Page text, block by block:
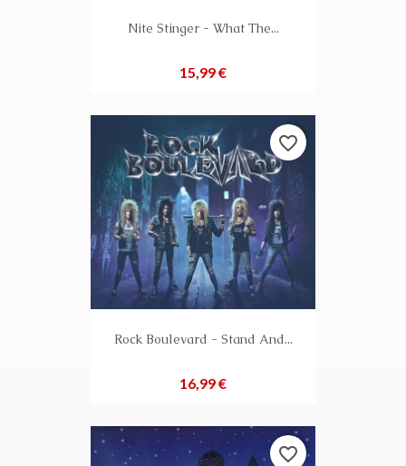
Nite Stinger - What The...
Preis
15,99 €
Rock Boulevard - Stand And...
Preis
16,99 €
favorite_border
favorite_border